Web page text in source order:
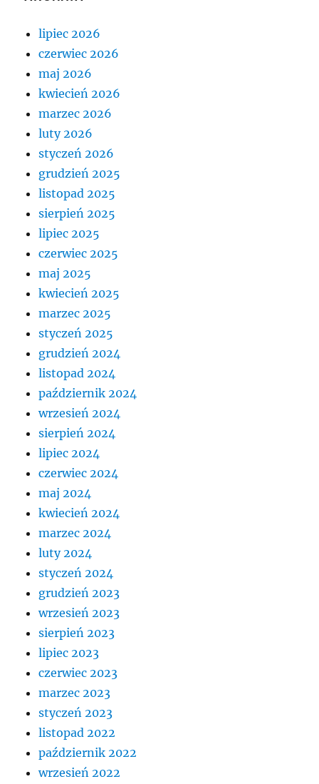
lipiec 2026
czerwiec 2026
maj 2026
kwiecień 2026
marzec 2026
luty 2026
styczeń 2026
grudzień 2025
listopad 2025
sierpień 2025
lipiec 2025
czerwiec 2025
maj 2025
kwiecień 2025
marzec 2025
styczeń 2025
grudzień 2024
listopad 2024
październik 2024
wrzesień 2024
sierpień 2024
lipiec 2024
czerwiec 2024
maj 2024
kwiecień 2024
marzec 2024
luty 2024
styczeń 2024
grudzień 2023
wrzesień 2023
sierpień 2023
lipiec 2023
czerwiec 2023
marzec 2023
styczeń 2023
listopad 2022
październik 2022
wrzesień 2022